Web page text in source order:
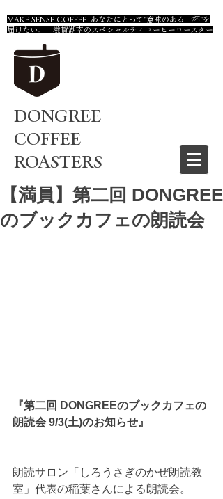
MAKE SENSE COFFEE あなたにとって"意味のある一杯"を
届けたい。 滋賀湖南のスペシャルティコーヒーロースター
DONGREE
COFFEE
ROASTERS
【満員】第二回 DONGREE
のブックカフェの朗読会
『第二回 DONGREEのブックカフェの
朗読会 9/3(土)のお知らせ』
朗読サロン「しろうさぎのかぜ朗読教
室」代表の稲葉さんによる朗読会。